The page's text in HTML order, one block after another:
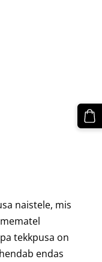
naistele, mis
tekkpusa on
endas